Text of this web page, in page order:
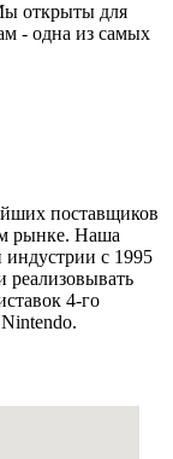
открыты для
- одна из самых
поставщиков
рынке. Наша
индустрии с 1995
реализовывать
4-го